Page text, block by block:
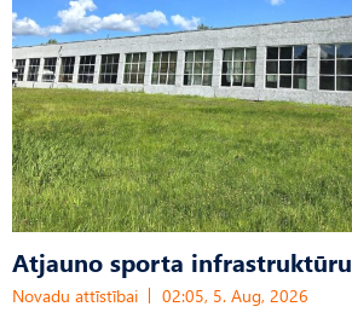
Atjauno sporta infrastruktūru
Novadu attīstībai 02:05, 5. Aug, 2026